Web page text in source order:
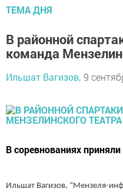
ТЕМА ДНЯ
В районной
команда
Ильшат Вагизов, 9
В соревнованиях
Ильшат Вагизов, “Мензеля-